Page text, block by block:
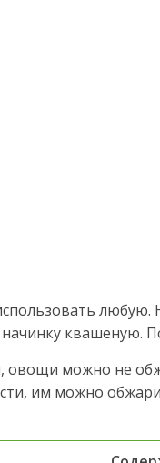
квашеную.
овощи можно не
им можно